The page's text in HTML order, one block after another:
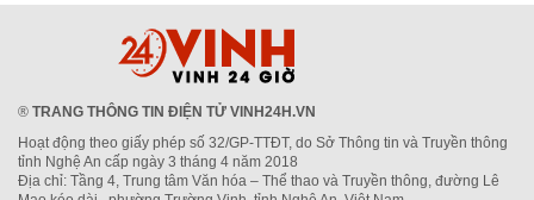
® TRANG THÔNG TIN ĐIỆN TỬ VINH24H.VN
Hoạt động theo giấy phép số 32/GP-TTĐT, do Sở Thông tin và Truyền thông
tỉnh Nghệ An cấp ngày 3 tháng 4 năm 2018
Địa chỉ: Tầng 4, Trung tâm Văn hóa – Thể thao và Truyền thông, đường Lê